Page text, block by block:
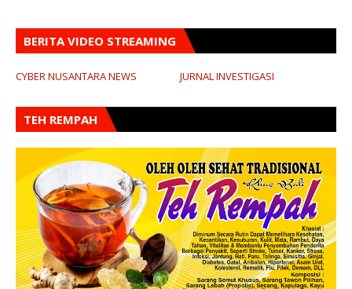
BERITA VIDEO STREAMING
CYBER NUSANTARA NEWS JURNAL INVESTIGASI
TEH REMPAH